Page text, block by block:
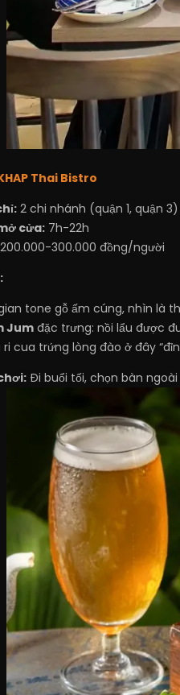
Thai Bistro
2 chi nhánh (quận 1, quận 3)
cửa: 7h-22h
200.000-300.000 đồng/người
tone gỗ ấm cúng, nhìn là
Jumđặc trưng: nồi lẩu được
ri cua trứng lòng đào ở đây
Đi buổi tối, chọn bàn